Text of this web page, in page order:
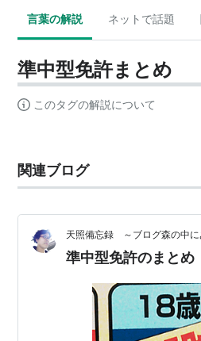
言葉の解説 ネットで話題
準中型免許まとめ
このタグの解説について
関連ブログ
天照備忘録 ～ブログ森の中に
準中型免許のまと